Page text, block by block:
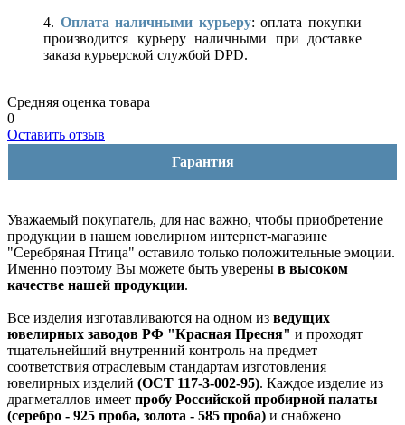
4. Оплата наличными курьеру: оплата покупки
производится курьеру наличными при доставке
заказа курьерской службой DPD.
Средняя оценка товара
0
Оставить отзыв
Гарантия
Уважаемый покупатель, для нас важно, чтобы приобретение
продукции в нашем ювелирном интернет-магазине
"Серебряная Птица" оставило только положительные эмоции.
Именно поэтому Вы можете быть уверены в высоком
качестве нашей продукции.
Все изделия изготавливаются на одном из ведущих
ювелирных заводов РФ "Красная Пресня" и проходят
тщательнейший внутренний контроль на предмет
соответствия отраслевым стандартам изготовления
ювелирных изделий (ОСТ 117-3-002-95). Каждое изделие из
драгметаллов имеет пробу Российской пробирной палаты
(серебро - 925 проба, золота - 585 проба) и снабжено